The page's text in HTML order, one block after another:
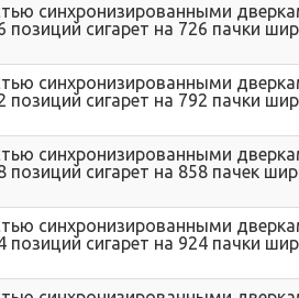
синхронизированными
сигарет на 726 пачки
синхронизированными
сигарет на 792 пачки
синхронизированными
сигарет на 858 пачек
синхронизированными
сигарет на 924 пачки